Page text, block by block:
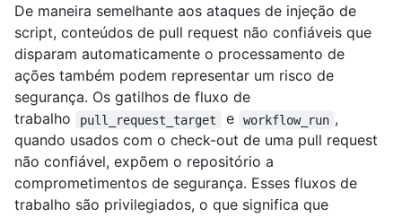
De maneira semelhante aos ataques de injeção de
script, conteúdos de pull request não confiáveis que
disparam automaticamente o processamento de
ações também podem representar um risco de
segurança. Os gatilhos de fluxo de
trabalho
pull_request_target e workflow_run ,
quando usados com o check-out de uma pull request
não confiável, expõem o repositório a
comprometimentos de segurança. Esses fluxos de
trabalho são privilegiados, o que significa que